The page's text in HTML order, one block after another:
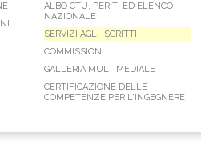
ALBO CTU, PERITI ED ELENCO
NAZIONALE
SERVIZI AGLI ISCRITTI
COMMISSIONI
GALLERIA MULTIMEDIALE
CERTIFICAZIONE DELLE
COMPETENZE PER L'INGEGNERE